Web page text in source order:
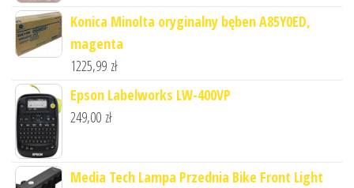
Konica Minolta oryginalny bęben A85Y0ED,
magenta
1225,99 zł
Epson Labelworks LW-400VP
249,00 zł
Media Tech Lampa Przednia Bike Front Light